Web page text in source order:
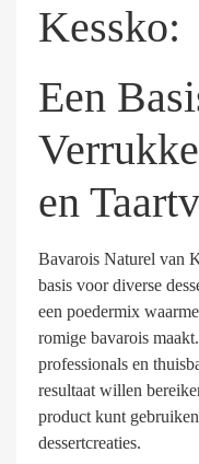
Kessko:
Een
en
Bavarois Naturel van
basis voor diverse
een poedermix
romige bavarois
professionals en
resultaat willen
product kunt
dessertcreaties.